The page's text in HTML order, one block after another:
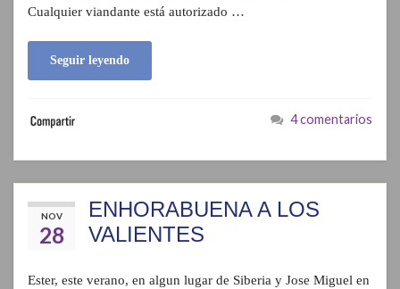
Cualquier viandante está autorizado …
Seguir leyendo
4 comentarios
NOV
28
ENHORABUENA A LOS
VALIENTES
Ester, este verano, en algun lugar de Siberia y Jose Miguel en